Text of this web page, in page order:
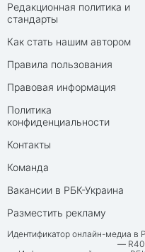
Редакционная политика и
стандарты
Как стать нашим автором
Правила пользования
Правовая информация
Политика
конфиденциальности
Контакты
Команда
Вакансии в РБК-Украина
Разместить рекламу
Идентификатор онлайн-медиа в
—